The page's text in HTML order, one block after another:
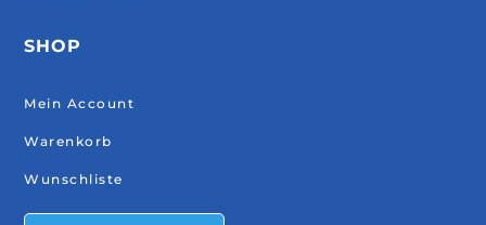
SHOP
Mein Account
Warenkorb
Wunschliste